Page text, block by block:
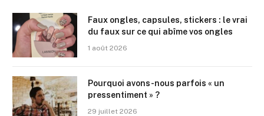
Faux ongles, capsules, stickers : le vrai
du faux sur ce qui abîme vos ongles
1 août 2026
Pourquoi avons-nous parfois « un
pressentiment » ?
29 juillet 2026